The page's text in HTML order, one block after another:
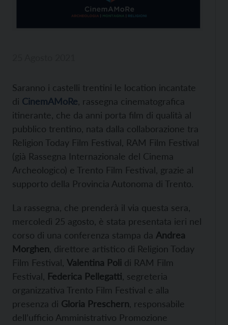
Saranno i castelli trentini le location incantate
di CinemAMoRe , rassegna cinematografica
itinerante, che da anni porta film di qualità al
pubblico trentino, nata dalla collaborazione tra
Religion Today Film Festival, RAM Film Festival
(già Rassegna Internazionale del Cinema
Archeologico) e Trento Film Festival, grazie al
supporto della Provincia Autonoma di Trento.
La rassegna, che prenderà il via questa sera,
mercoledì 25 agosto, è stata presentata ieri nel
corso di una conferenza stampa da Andrea
Morghen , direttore artistico di Religion Today
Film Festival, Valentina Poli di RAM Film
Festival, Federica Pellegatti , segreteria
organizzativa Trento Film Festival e alla
presenza di Gloria Preschern , responsabile
dell’ufficio Amministrativo Promozione